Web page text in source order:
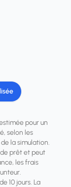
pour un
selon les
la simulation.
prêt et peut
les frais
10 jours. La